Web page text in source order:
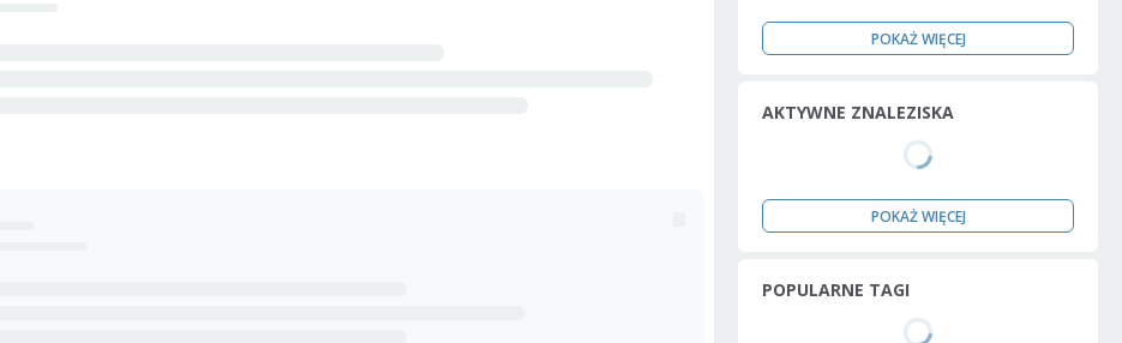
POKAŻ WIĘCEJ
AKTYWNE ZNALEZISKA
POKAŻ WIĘCEJ
POPULARNE TAGI